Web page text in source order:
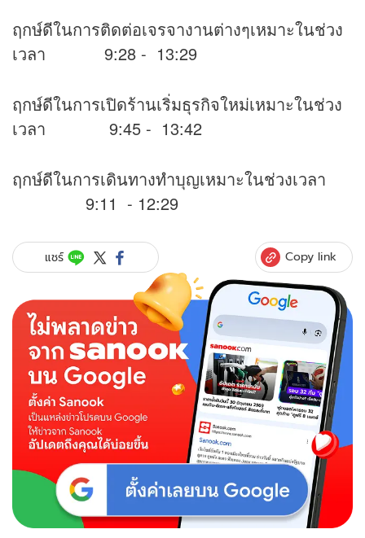
ฤกษ์ดีในการติดต่อเจรจางานต่างๆเหมาะในช่วง
เวลา 9:28 - 13:29
ฤกษ์ดีในการเปิดร้านเริ่มธุรกิจใหม่เหมาะในช่วง
เวลา 9:45 - 13:42
ฤกษ์ดีในการเดินทางทำบุญเหมาะในช่วงเวลา
9:11 - 12:29
แชร์ Copy link